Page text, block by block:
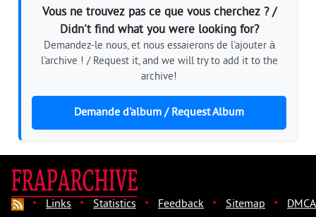
Vous ne trouvez pas ce que vous cherchez ? /
Didn't find what you were looking for?
Demandez-le nous, et nous essaierons de l'ajouter à
l'archive ! / Request it, and we will try to add it to the
archive!
Demande d'album / Request Album
· Links · Statistics · Feedback · Sitemap · DMCA